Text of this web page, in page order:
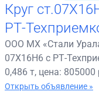
Круг
РТ-
ООО МХ «Стали
07Х16Н6 с РТ-
0,486 т, цена:
Открыть объявление »